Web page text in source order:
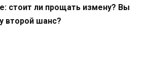
стоит ли прощать измену? Вы
второй шанс?